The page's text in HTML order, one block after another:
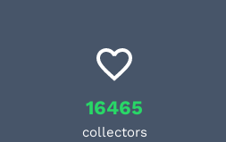
16465
collectors